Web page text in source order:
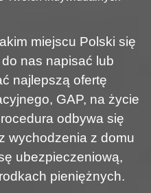
miejscu Polski się
nas napisać lub
najlepszą ofertę
GAP, na życie
odbywa się
wychodzenia z domu
ubezpieczeniową,
pieniężnych.